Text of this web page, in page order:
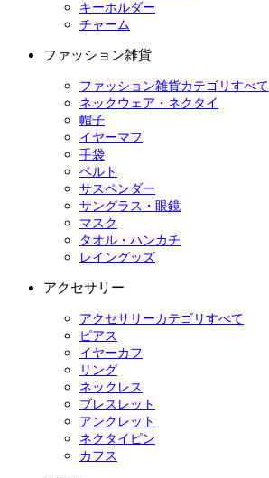
キーホルダー
チャーム
ファッション雑貨
ファッション雑貨カテゴリすべて
ネックウェア・ネクタイ
帽子
イヤーマフ
手袋
ベルト
サスペンダー
サングラス・眼鏡
マスク
タオル・ハンカチ
レイングッズ
アクセサリー
アクセサリーカテゴリすべて
ピアス
イヤーカフ
リング
ネックレス
ブレスレット
アンクレット
ネクタイピン
カフス